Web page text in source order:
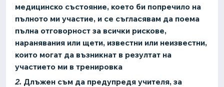
медицинско състояние, което би попречило на
пълното ми участие, и се съгласявам да поема
пълна отговорност за всички рискове,
наранявания или щети, известни или неизвестни,
които могат да възникнат в резултат на
участието ми в тренировка
2. Длъжен съм да предупредя учителя, за